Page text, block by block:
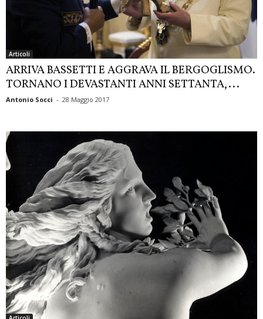
Articoli
ARRIVA BASSETTI E AGGRAVA IL BERGOGLISMO.
TORNANO I DEVASTANTI ANNI SETTANTA,...
Antonio Socci - 28 Maggio 2017